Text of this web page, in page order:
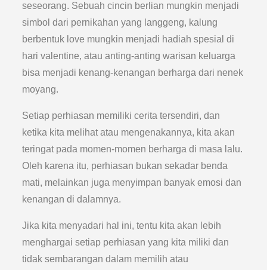
seseorang. Sebuah cincin berlian mungkin menjadi
simbol dari pernikahan yang langgeng, kalung
berbentuk love mungkin menjadi hadiah spesial di
hari valentine, atau anting-anting warisan keluarga
bisa menjadi kenang-kenangan berharga dari nenek
moyang.
Setiap perhiasan memiliki cerita tersendiri, dan
ketika kita melihat atau mengenakannya, kita akan
teringat pada momen-momen berharga di masa lalu.
Oleh karena itu, perhiasan bukan sekadar benda
mati, melainkan juga menyimpan banyak emosi dan
kenangan di dalamnya.
Jika kita menyadari hal ini, tentu kita akan lebih
menghargai setiap perhiasan yang kita miliki dan
tidak sembarangan dalam memilih atau